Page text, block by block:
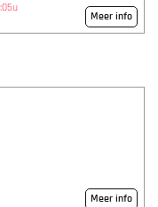
Meer info
Meer info